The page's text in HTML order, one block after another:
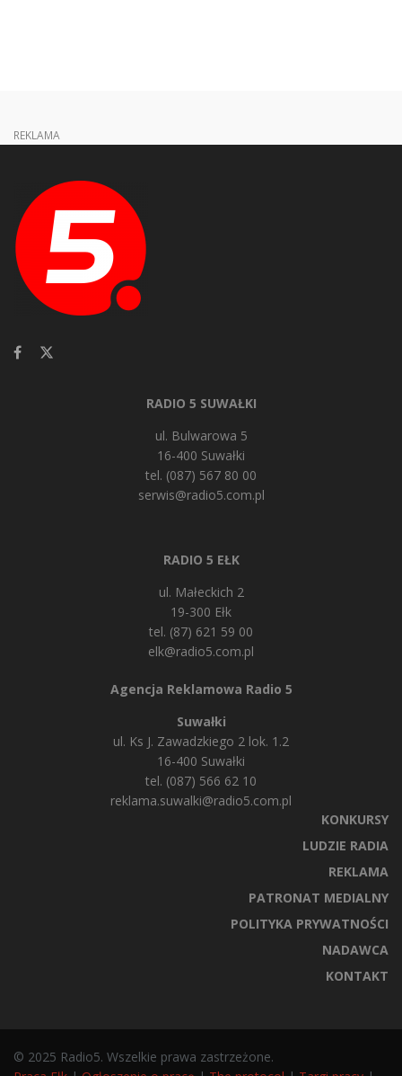
REKLAMA
RADIO 5 SUWAŁKI
ul. Bulwarowa 5
16-400 Suwałki
tel. (087) 567 80 00
serwis@radio5.com.pl
RADIO 5 EŁK
ul. Małeckich 2
19-300 Ełk
tel. (87) 621 59 00
elk@radio5.com.pl
Agencja Reklamowa Radio 5
Suwałki
ul. Ks J. Zawadzkiego 2 lok. 1.2
16-400 Suwałki
tel. (087) 566 62 10
reklama.suwalki@radio5.com.pl
KONKURSY
LUDZIE RADIA
REKLAMA
PATRONAT MEDIALNY
POLITYKA PRYWATNOŚCI
NADAWCA
KONTAKT
© 2025 Radio5. Wszelkie prawa zastrzeżone.